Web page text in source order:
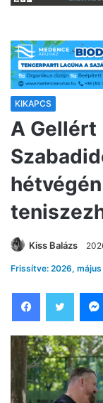
KIKAPCS
A Gellért
Kiss Balázs
Frissítve: 2026, május